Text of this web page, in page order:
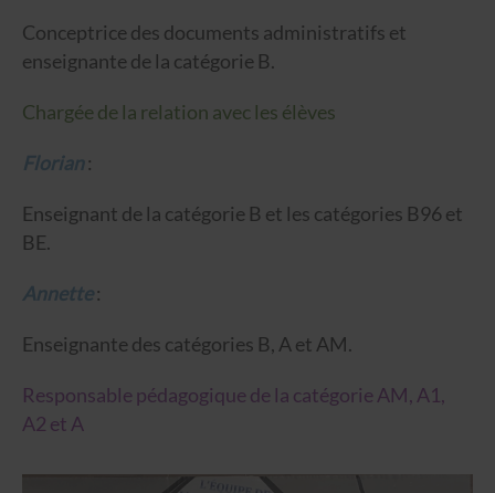
Conceptrice des documents administratifs et
enseignante de la catégorie B.
Chargée de la relation avec les élèves
Florian:
Enseignant de la catégorie B et les catégories B96 et
BE.
Annette:
Enseignante des catégories B, A et AM.
Responsable pédagogique de la catégorie AM, A1,
A2 et A